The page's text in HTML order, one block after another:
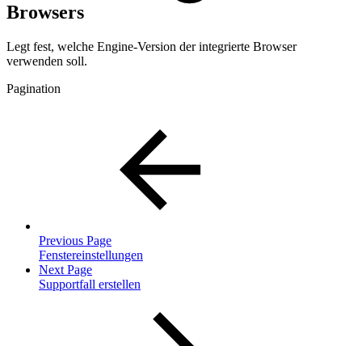
Browsers
Legt fest, welche Engine-Version der integrierte Browser
verwenden soll.
Pagination
Previous Page
Fenstereinstellungen
Next Page
Supportfall erstellen